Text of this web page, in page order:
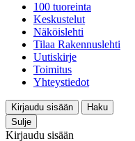
100 tuoreinta
Keskustelut
Näköislehti
Tilaa Rakennuslehti
Uutiskirje
Toimitus
Yhteystiedot
Kirjaudu sisään
Haku
Sulje
Kirjaudu sisään